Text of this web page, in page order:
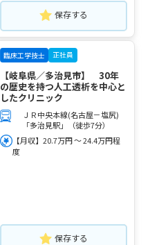
保存する
臨床工学技士 正社員
【岐阜県／多治見市】 30年
の歴史を持つ人工透析を中心と
したクリニック
ＪＲ中央本線(名古屋－塩尻)
「多治見駅」（徒歩7分）
【月収】20.7万円 ～ 24.4万円程
度
保存する